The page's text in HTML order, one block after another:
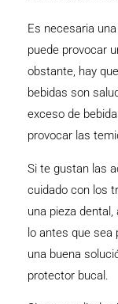
Es necesaria
puede provocar
obstante, hay
bebidas son
exceso de
provocar las
Si te gustan las
cuidado con los
una pieza
lo antes que
una buena
protector bucal.